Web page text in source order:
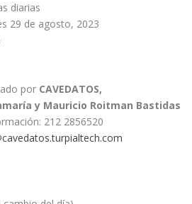
diarias
29 de agosto, 2023
por CAVEDATOS,
y Mauricio Roitman Bastidas
212 2856520